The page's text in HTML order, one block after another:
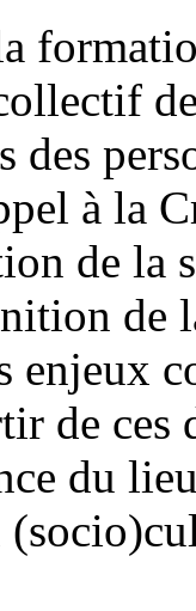
des
à la
de la
de
enjeux
de ces
du